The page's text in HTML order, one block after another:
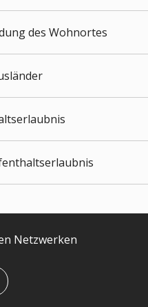
des Wohnortes
Netzwerken